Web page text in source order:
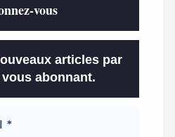
vous
articles par
abonnant.